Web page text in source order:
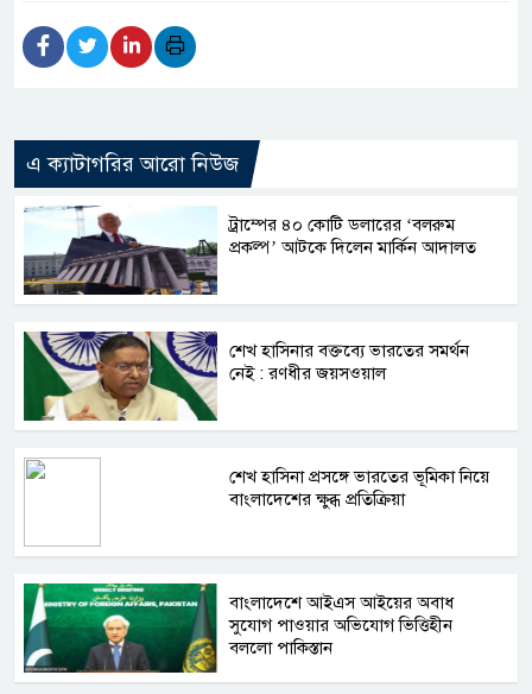
এ ক্যাটাগরির আরো নিউজ
ট্রাম্পের ৪০ কোটি ডলারের ‘বলরুম
প্রকল্প’ আটকে দিলেন মার্কিন আদালত
শেখ হাসিনার বক্তব্যে ভারতের সমর্থন
নেই : রণধীর জয়সওয়াল
শেখ হাসিনা প্রসঙ্গে ভারতের ভূমিকা নিয়ে
বাংলাদেশের ক্ষুব্ধ প্রতিক্রিয়া
বাংলাদেশে আইএস আইয়ের অবাধ
সুযোগ পাওয়ার অভিযোগ ভিত্তিহীন
বললো পাকিস্তান